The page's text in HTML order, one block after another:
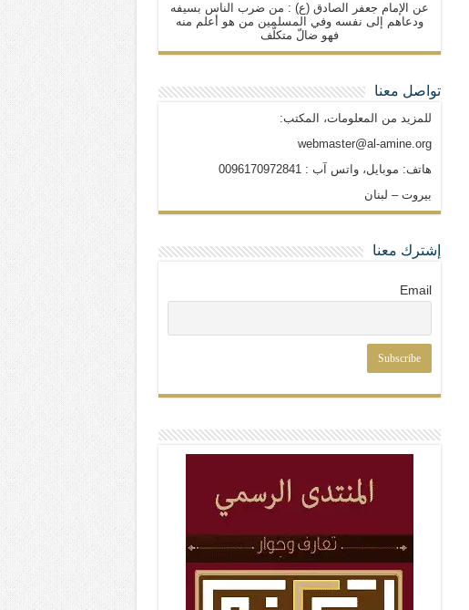
عن الإمام جعفر الصادق (ع) : من ضرب الناس بسيفه
ودعاهم إلى نفسه وفي المسلمين من هو أعلم منه
فهو ضالّ متكلّف
تواصل معنا
للمزيد من المعلومات، المكتب:
webmaster@al-amine.org
هاتف: موبايل، واتس آب : 0096170972841
بيروت – لبنان
إشترك معنا
Email